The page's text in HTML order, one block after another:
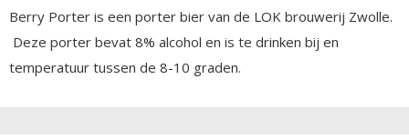
Berry Porter is een porter bier van de LOK brouwerij Zwolle.
Deze porter bevat 8% alcohol en is te drinken bij en
temperatuur tussen de 8-10 graden.